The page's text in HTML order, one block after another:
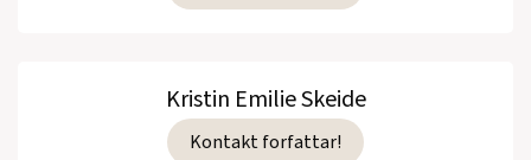
Kristin Emilie Skeide
Kontakt forfattar!